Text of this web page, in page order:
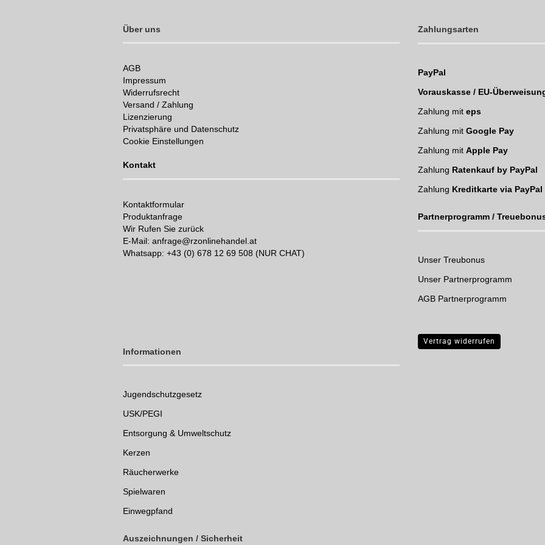
Über uns
AGB
Impressum
Widerrufsrecht
Versand / Zahlung
Lizenzierung
Privatsphäre und Datenschutz
Cookie Einstellungen
Kontakt
Kontaktformular
Produktanfrage
Wir Rufen Sie zurück
E-Mail: anfrage@rzonlinehandel.at
Whatsapp: +43 (0) 678 12 69 508 (NUR CHAT)
Zahlungsarten
PayPal
Vorauskasse / EU-
Zahlung mit eps
Zahlung mit Google Pay
Zahlung mit Apple Pay
Zahlung Ratenkauf by PayPal
Zahlung Kreditkarte via PayPal
Partnerprogramm /
Unser Treubonus
Unser Partnerprogramm
AGB Partnerprogramm
Informationen
Jugendschutzgesetz
USK/PEGI
Entsorgung & Umweltschutz
Kerzen
Räucherwerke
Spielwaren
Einwegpfand
Auszeichnungen / Sicherheit
Vertrag widerrufen